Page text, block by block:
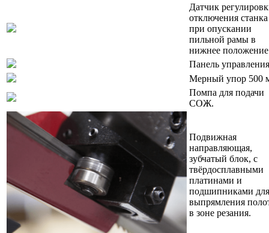
Датчик
отключения станка
при опускании
пильной рамы в
нижнее
Панель
Мерный упор 500
Помпа для подачи
СОЖ.
Подвижная
направляющая,
зубчатый блок, с
твёрдосплавными
платинами и
подшипниками для
выпрямления
в зоне резания.